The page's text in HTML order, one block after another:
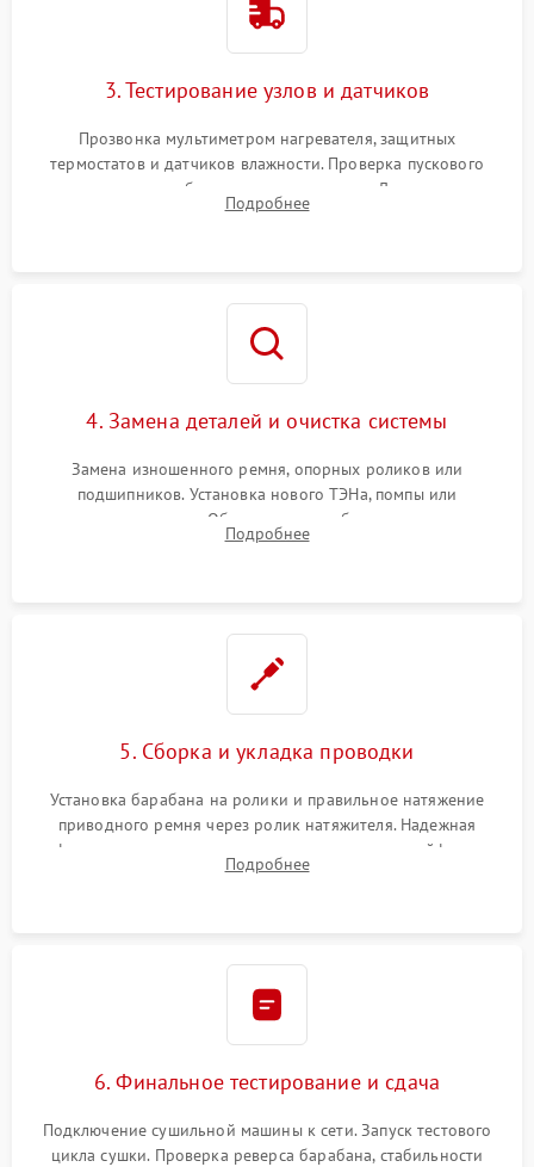
3. Тестирование узлов и датчиков
Прозвонка мультиметром нагревателя, защитных
термостатов и датчиков влажности. Проверка пускового
конденсатора, обмоток мотора и помпы. Для машин с
тепловым насосом — диагностика работы компрессора и
Подробнее
4. Замена деталей и очистка системы
Замена изношенного ремня, опорных роликов или
подшипников. Установка нового ТЭНа, помпы или
термодатчиков. Обязательная глубокая очистка
конденсатора, крыльчатки вентилятора и воздуховодов от
Подробнее
5. Сборка и укладка проводки
Установка барабана на ролики и правильное натяжение
приводного ремня через ролик натяжителя. Надежная
фиксация всех узлов, подключение клемм и шлейфов к
модулю управления. Монтаж корпусных панелей, люка и
Подробнее
6. Финальное тестирование и сдача
Подключение сушильной машины к сети. Запуск тестового
цикла сушки. Проверка реверса барабана, стабильности